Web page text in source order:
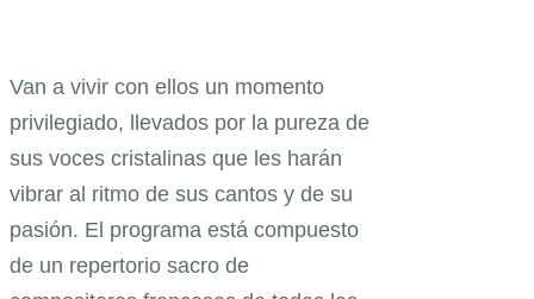
Van a vivir con ellos un momento
privilegiado, llevados por la pureza de
sus voces cristalinas que les harán
vibrar al ritmo de sus cantos y de su
pasión. El programa está compuesto
de un repertorio sacro de